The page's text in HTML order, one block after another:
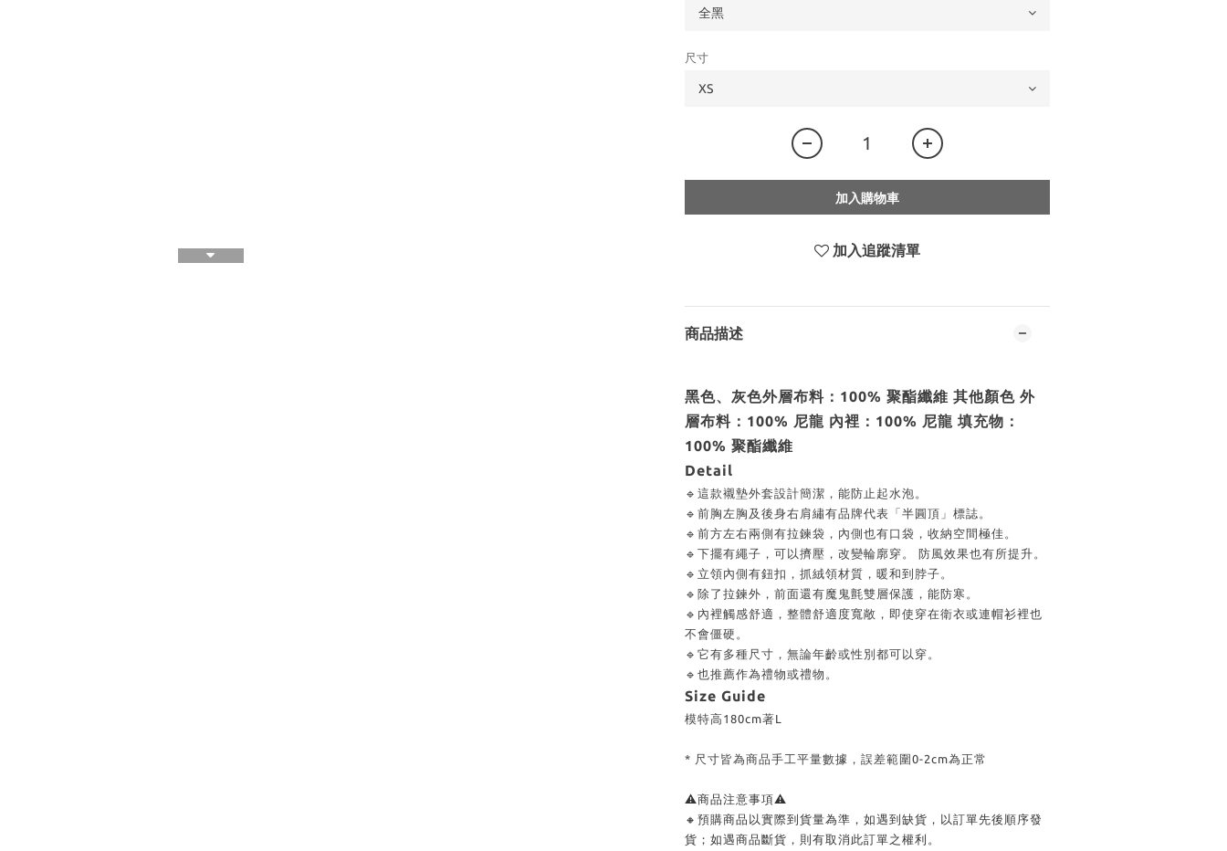
尺寸
加入購物車
加入追蹤清單
商品描述
黑色、灰色外層布料：100% 聚酯纖維 其他顏色 外
層布料：100% 尼龍 內裡：100% 尼龍 填充物：
100% 聚酯纖維
Detail
🔹這款襯墊外套設計簡潔，能防止起水泡。
🔹前胸左胸及後身右肩繡有品牌代表「半圓頂」標誌。
🔹前方左右兩側有拉鍊袋，內側也有口袋，收納空間極佳。
🔹下擺有繩子，可以擠壓，改變輪廓穿。 防風效果也有所提升。
🔹立領內側有鈕扣，抓絨領材質，暖和到脖子。
🔹除了拉鍊外，前面還有魔鬼氈雙層保護，能防寒。
🔹內裡觸感舒適，整體舒適度寬敞，即使穿在衛衣或連帽衫裡也
不會僵硬。
🔹它有多種尺寸，無論年齡或性別都可以穿。
🔹也推薦作為禮物或禮物。
Size Guide
模特高180cm著L
* 尺寸皆為商品手工平量數據，誤差範圍0-2cm為正常
⚠商品注意事項⚠
🔸預購商品以實際到貨量為準，如遇到缺貨，以訂單先後順序發
貨；如遇商品斷貨，則有取消此訂單之權利。